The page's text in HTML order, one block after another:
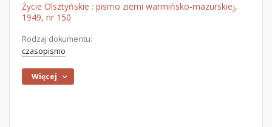
Życie Olsztyńskie : pismo ziemi warmińsko-mazurskiej,
1949, nr 150
Rodzaj dokumentu:
czasopismo
Więcej